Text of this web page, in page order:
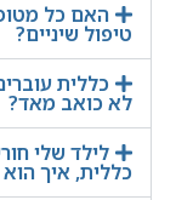
האם כל
טיפול שיניים?
כללית
לא כואב מאד?
לילד שלי
כללית, איך הוא